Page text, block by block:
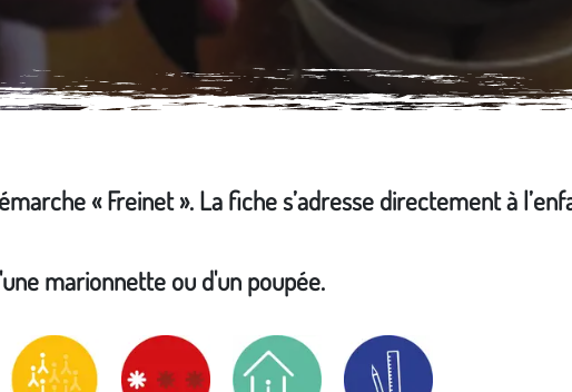
« Freinet ». La fiche s’adresse directement à
marionnette ou d'un poupée.